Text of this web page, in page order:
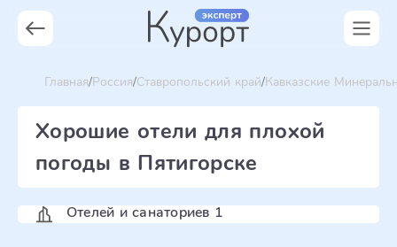
Главная Россия Ставропольский край Кавказские
Хорошие отели для плохой
погоды в Пятигорске
Отелей и санаториев 1